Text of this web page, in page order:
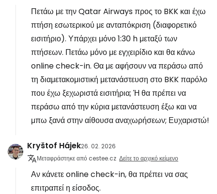
Πετάω με την Qatar Airways προς το BKK και έχω
πτήση εσωτερικού με ανταπόκριση (διαφορετικό
εισιτήριο). Υπάρχει μόνο 1:30 h μεταξύ των
πτήσεων. Πετάω μόνο με εγχειρίδιο και θα κάνω
online check-in. Θα με αφήσουν να περάσω από
τη διαμετακομιστική μετανάστευση στο BKK παρόλο
που έχω ξεχωριστά εισιτήρια; Ή θα πρέπει να
περάσω από την κύρια μετανάστευση έξω και να
μπω ξανά στην αίθουσα αναχωρήσεων; Ευχαριστώ!
Kryštof Hájek26. 02. 2026
Μεταφράστηκε από cestee.cz Δείτε το αρχικό κείμενο
Αν κάνετε online check-in, θα πρέπει να σας
επιτραπεί η είσοδος.